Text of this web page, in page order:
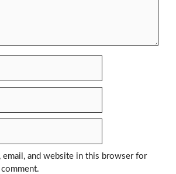
email, and website in this browser for